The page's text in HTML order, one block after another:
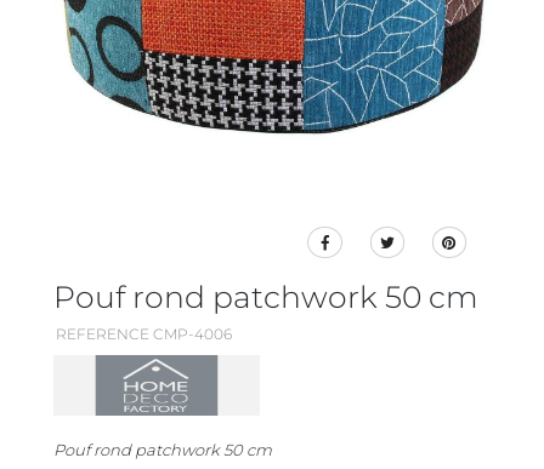
Pouf rond patchwork 50 cm
REFERENCE CMP-4006
Pouf rond patchwork 50 cm